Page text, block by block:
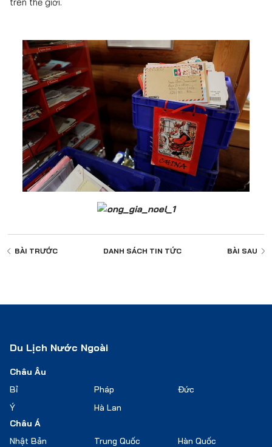
trên thế giới.
BÀI TRƯỚC DANH SÁCH TIN TỨC BÀI SAU
Du Lịch Nước Ngoài
Châu Âu
Bỉ
Pháp
Đức
Ý
Hà Lan
Châu Á
Nhật Bản
Trung Quốc
Hàn Quốc